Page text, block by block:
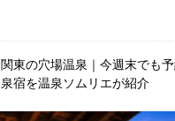
関東の穴場温泉｜今週末でも
泉宿を温泉ソムリエが紹介